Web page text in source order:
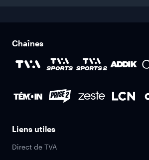
Chaînes
Liens utiles
Direct de TVA